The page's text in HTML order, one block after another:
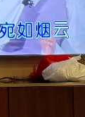
50週年慶
式，期許數
記者會 說
伴共同引
」專訪，闡
體供應鏈合
員蓋耶哥